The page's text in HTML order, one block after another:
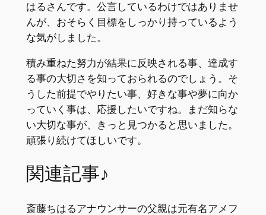
はるさんです。公言しているわけではありませ
んが、おそらく目標をしっかり持っているよう
な気がしました。
積み重ねた努力が結果に反映される事、達成す
る事の大切さを知っておられるのでしょう。そ
うした前提でやりたい事、好きな事や夢に向か
っていく事は、応援したいですね。まだ知らな
い大切な事が、きっと見つかると思いました。
頑張り続けてほしいです。
関連記事♪
斎藤ちはるアナウンサーの父親は元有名アメフ